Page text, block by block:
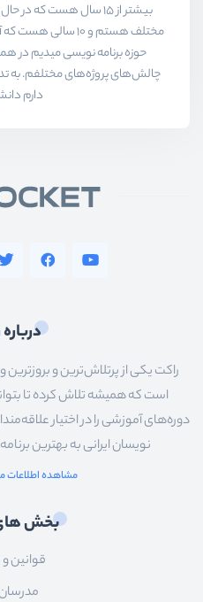
بیشتر از ۱۵ سال هست که
مختلف هستم و ۱۰
حوزه برنامه نویسی میدیم در
چالش‌های پروژه‌های مختلفم. به
دارم
راکت یکی از پرتلاش‌ترین و
است که همیشه تلاش کرده تا
دوره‌های آموزشی را در اختیار
نویسان ایرانی به بهترین
مشاهده اطلاعات
بخش
قوانین